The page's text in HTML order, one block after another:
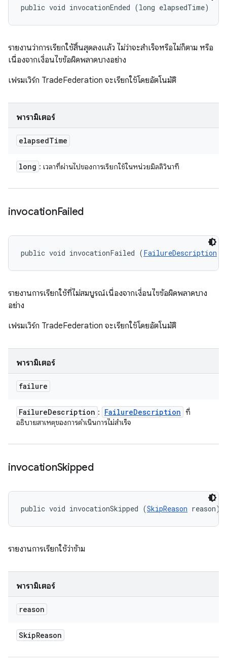
public void invocationEnded (long elapsedTime)
รายงานว่าการเรียกใช้สิ้นสุดลงแล้ว ไม่ว่าจะสำเร็จหรือไม่ก็ตาม หรือ
เนื่องจากเงื่อนไขข้อผิดพลาดบางอย่าง
เฟรมเวิร์ก TradeFederation จะเรียกใช้โดยอัตโนมัติ
พารามิเตอร์
elapsedTime
long : เวลาที่ผ่านไปของการเรียกใช้ในหน่วยมิลลิวินาที
invocationFailed
public void invocationFailed (FailureDescription
รายงานการเรียกใช้ที่ไม่สมบูรณ์เนื่องจากเงื่อนไขข้อผิดพลาดบาง
อย่าง
เฟรมเวิร์ก TradeFederation จะเรียกใช้โดยอัตโนมัติ
พารามิเตอร์
failure
FailureDescription : FailureDescription ที่
อธิบายสาเหตุของการดำเนินการไม่สำเร็จ
invocationSkipped
public void invocationSkipped (SkipReason reason)
รายงานการเรียกใช้ว่าข้าม
พารามิเตอร์
reason
SkipReason